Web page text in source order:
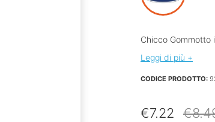
Chicco Gommotto
Leggi di più +
CODICE PRODOTTO:
€
€7.22